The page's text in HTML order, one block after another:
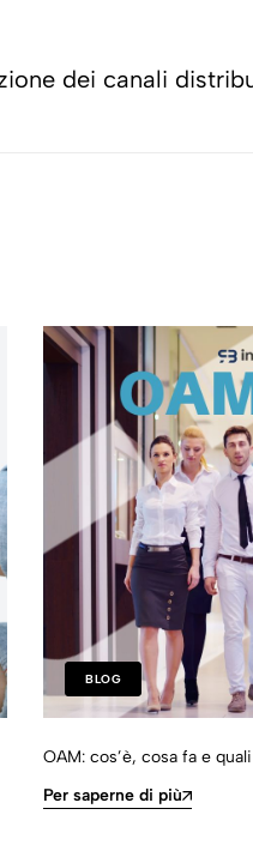
dei canali
BLOG
OAM: cos’è, cosa fa e
Per saperne di più